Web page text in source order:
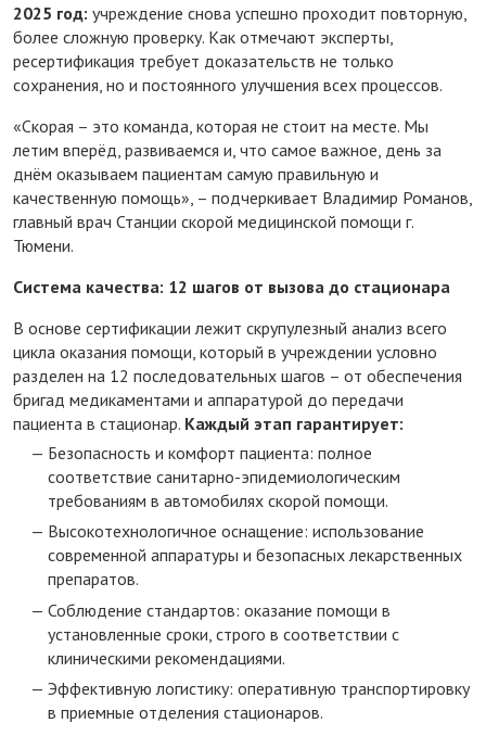
2025 год: учреждение снова успешно проходит повторную,
более сложную проверку. Как отмечают эксперты,
ресертификация требует доказательств не только
сохранения, но и постоянного улучшения всех процессов.
«Скорая – это команда, которая не стоит на месте. Мы
летим вперёд, развиваемся и, что самое важное, день за
днём оказываем пациентам самую правильную и
качественную помощь», – подчеркивает Владимир Романов,
главный врач Станции скорой медицинской помощи г.
Тюмени.
Система качества: 12 шагов от вызова до стационара
В основе сертификации лежит скрупулезный анализ всего
цикла оказания помощи, который в учреждении условно
разделен на 12 последовательных шагов – от обеспечения
бригад медикаментами и аппаратурой до передачи
пациента в стационар. Каждый этап гарантирует:
Безопасность и комфорт пациента: полное
соответствие санитарно-эпидемиологическим
требованиям в автомобилях скорой помощи.
Высокотехнологичное оснащение: использование
современной аппаратуры и безопасных лекарственных
препаратов.
Соблюдение стандартов: оказание помощи в
установленные сроки, строго в соответствии с
клиническими рекомендациями.
Эффективную логистику: оперативную транспортировку
в приемные отделения стационаров.